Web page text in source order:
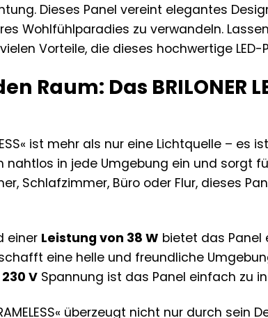
Dieses Panel vereint elegantes
Wohlfühlparadies zu verwandeln.
Vorteile, die dieses hochwertige
Raum: Das BRILONER
ist mehr als nur eine Lichtquelle –
nahtlos in jede Umgebung ein und sorgt
Schlafzimmer, Büro oder Flur, dieses
einer Leistung von 38 W bietet das Panel
eine helle und freundliche
230 V Spannung ist das Panel einfach zu
überzeugt nicht nur durch